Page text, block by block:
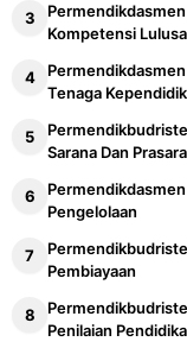
Kompetensi
Tenaga
Sarana Dan
Pengelolaan
Pembiayaan
Penilaian